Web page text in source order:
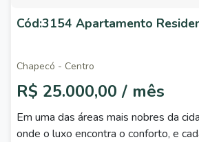
Cód:3154 Apartamento
Chapecó - Centro
R$ 25.000,00 / mês
Em uma das áreas mais nobres da
onde o luxo encontra o conforto, e